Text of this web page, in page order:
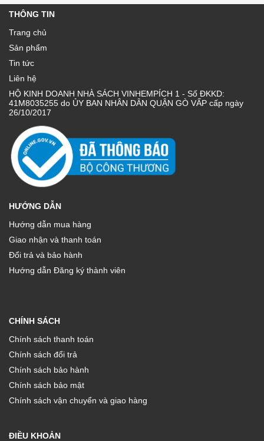
THÔNG TIN
Trang chủ
Sản phẩm
Tin tức
Liên hệ
HỘ KINH DOANH NHÀ SÁCH VINHEMPÍCH 1 - Số ĐKKD:
41M8035255 do ỦY BAN NHÂN DÂN QUẬN GÒ VẤP cấp ngày
26/10/2017
HƯỚNG DẪN
Hướng dẫn mua hàng
Giao nhận và thanh toán
Đổi trả và bảo hành
Hướng dẫn Đăng ký thành viên
CHÍNH SÁCH
Chính sách thanh toán
Chính sách đổi trả
Chính sách bảo hành
Chính sách bảo mật
Chính sách vận chuyển và giao hàng
ĐIỀU KHOẢN